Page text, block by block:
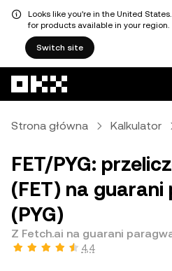
Looks like you're in the United
for products available in your region.
Switch site
Strona główna Kalkulator
FET/PYG:
(FET) na
(PYG)
Z Fetch.ai na guarani
4,4